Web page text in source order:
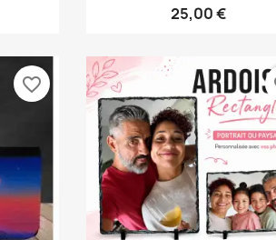
25,00 €
favorite_border